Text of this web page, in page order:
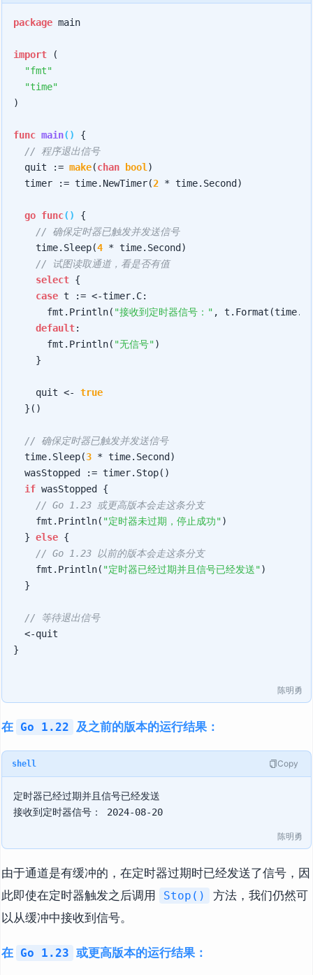
package main
import (
"fmt"
"time"
)
func main()
{
// 程序退出信号
	quit :=
make(chan bool )
	timer := time.NewTimer(
2 * time.Second)
go func()
{
// 确保定时器已触发并发送信号
		time.Sleep(
4 * time.Second)
// 试图读取通道，看是否有值
select {
case t := <-timer.C:
			fmt.Println(
"接收到定时器信号：" ,
default:
			fmt.Println(
"无信号")
		quit <-
true
// 确保定时器已触发并发送信号
	time.Sleep(
3 * time.Second)
if wasStopped {
// Go 1.23 或更高版本会走这条分支
		fmt.Println(
"定时器未过期，停止成功")
	}
else {
// Go 1.23 以前的版本会走这条分支
		fmt.Println(
"定时器已经过期并且信号已经发送")
// 等待退出信号
}
陈明勇
在 Go 1.22 及之前的版本的运行结果：
shell Copy
定时器已经过期并且信号已经发送
陈明勇
由于通道是有缓冲的，在定时器过期时已经发送了信号，因
此即使在定时器触发之后调用
Stop()
方法，我们仍然可
以从缓冲中接收到信号。
在 Go 1.23 或更高版本的运行结果：